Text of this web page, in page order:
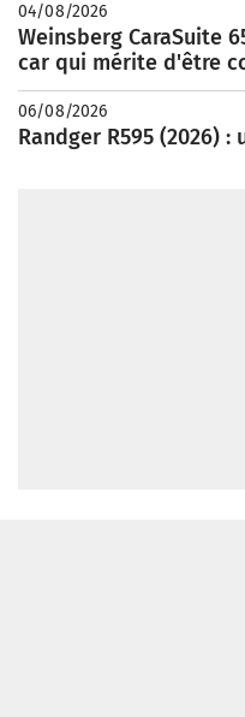
04/08/2026
Weinsberg CaraSuite
car qui mérite d'être
06/08/2026
Randger R595 (2026)